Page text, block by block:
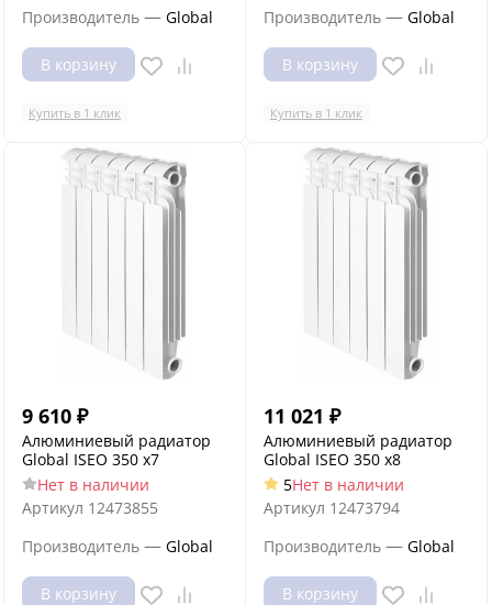
Производитель — Global
В корзину
Купить в 1 клик
Производитель — Global
В корзину
Купить в 1 клик
9 610 ₽
Алюминиевый радиатор
Global ISEO 350 x7
Нет в наличии
Артикул 12473855
Производитель — Global
В корзину
11 021 ₽
Алюминиевый радиатор
Global ISEO 350 x8
5Нет в наличии
Артикул 12473794
Производитель — Global
В корзину